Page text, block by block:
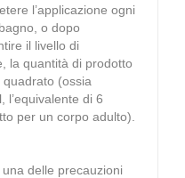
l’applicazione ogni
o dopo
il livello di
la quantità di prodotto
(ossia
l’equivalente di 6
per un corpo adulto).
delle precauzioni